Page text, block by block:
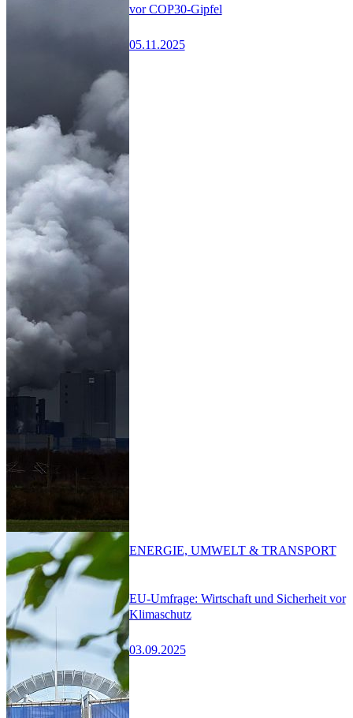
vor COP30-Gipfel
05.11.2025
EU-Umfrage: Wirtschaft und Sicherheit vor
Klimaschutz
03.09.2025
ENERGIE, UMWELT & TRANSPORT